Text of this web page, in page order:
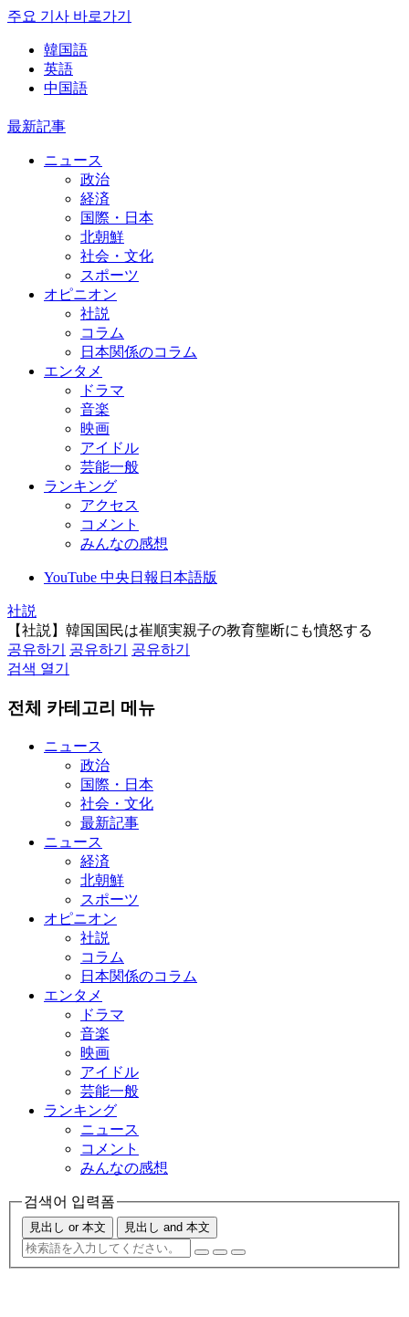
주요 기사 바로가기
韓国語
英語
中国語
最新記事
ニュース
政治
経済
国際・日本
北朝鮮
社会・文化
スポーツ
オピニオン
社説
コラム
日本関係のコラム
エンタメ
ドラマ
音楽
映画
アイドル
芸能一般
ランキング
アクセス
コメント
みんなの感想
YouTube 中央日報日本語版
社説
【社説】韓国国民は崔順実親子の教育壟断にも憤怒する
공유하기
공유하기
공유하기
검색 열기
전체 카테고리 메뉴
ニュース
政治
国際・日本
社会・文化
最新記事
ニュース
経済
北朝鮮
スポーツ
オピニオン
社説
コラム
日本関係のコラム
エンタメ
ドラマ
音楽
映画
アイドル
芸能一般
ランキング
ニュース
コメント
みんなの感想
검색어 입력폼
見出し or 本文 見出し and 本文